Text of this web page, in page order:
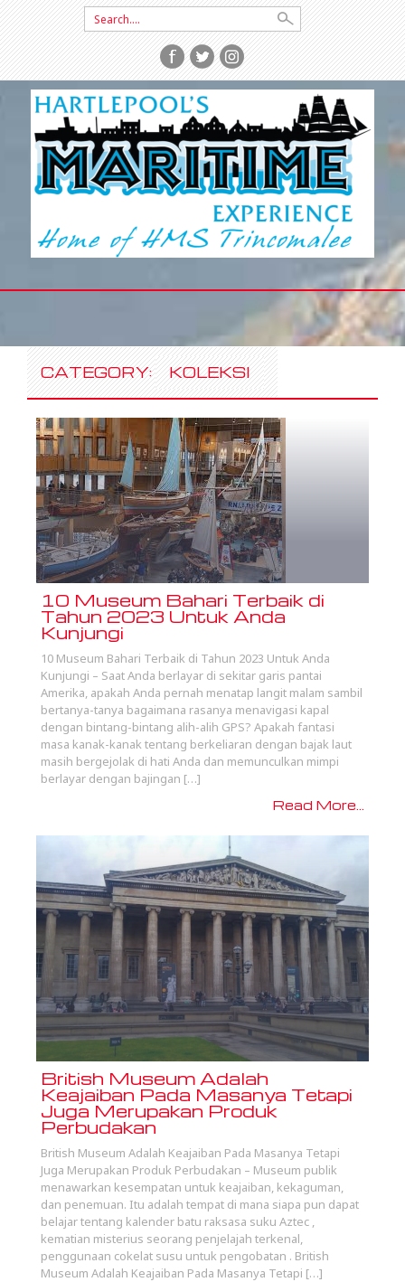
Search
for:
CONTENT
CATEGORY: KOLEKSI
10 Museum Bahari Terbaik di
Tahun 2023 Untuk Anda
Kunjungi
10 Museum Bahari Terbaik di Tahun 2023 Untuk Anda
Kunjungi – Saat Anda berlayar di sekitar garis pantai
Amerika, apakah Anda pernah menatap langit malam sambil
bertanya-tanya bagaimana rasanya menavigasi kapal
dengan bintang-bintang alih-alih GPS? Apakah fantasi
masa kanak-kanak tentang berkeliaran dengan bajak laut
masih bergejolak di hati Anda dan memunculkan mimpi
berlayar dengan bajingan […]
Read More...
British Museum Adalah
Keajaiban Pada Masanya Tetapi
Juga Merupakan Produk
Perbudakan
British Museum Adalah Keajaiban Pada Masanya Tetapi
Juga Merupakan Produk Perbudakan – Museum publik
menawarkan kesempatan untuk keajaiban, kekaguman,
dan penemuan. Itu adalah tempat di mana siapa pun dapat
belajar tentang kalender batu raksasa suku Aztec ,
kematian misterius seorang penjelajah terkenal,
penggunaan cokelat susu untuk pengobatan . British
Museum Adalah Keajaiban Pada Masanya Tetapi […]